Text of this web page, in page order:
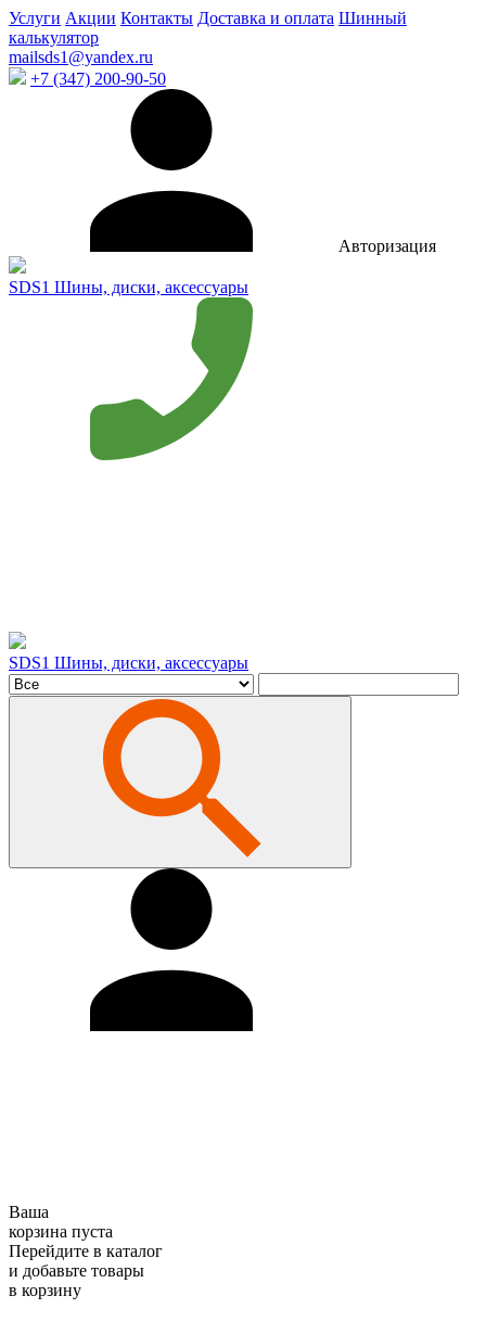
Услуги Акции Контакты Доставка и оплата Шинный
калькулятор
mailsds1@yandex.ru
+7 (347) 200-90-50
Авторизация
SDS1 Шины, диски, аксессуары
SDS1 Шины, диски, аксессуары
Ваша
корзина пуста
Перейдите в каталог
и добавьте товары
в корзину